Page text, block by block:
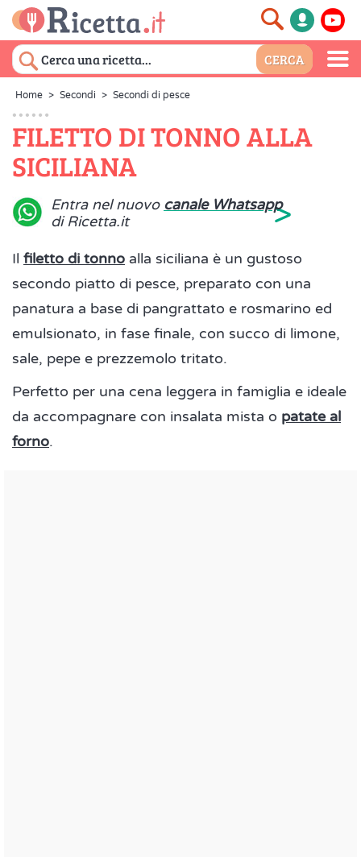
Home > Secondi > Secondi di pesce
FILETTO DI TONNO ALLA
SICILIANA
Entra nel nuovo canale Whatsapp
di Ricetta.it
>
Il filetto di tonno alla siciliana è un gustoso
secondo piatto di pesce, preparato con una
panatura a base di pangrattato e rosmarino ed
emulsionato, in fase finale, con succo di limone,
sale, pepe e prezzemolo tritato.
Perfetto per una cena leggera in famiglia e ideale
da accompagnare con insalata mista o patate al
forno.